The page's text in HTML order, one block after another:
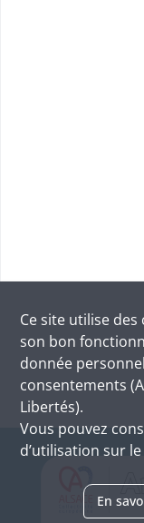
Ce site utilise des
son bon
donnée
consentements
Libertés).
Vous pouvez
d’utilisation sur
En